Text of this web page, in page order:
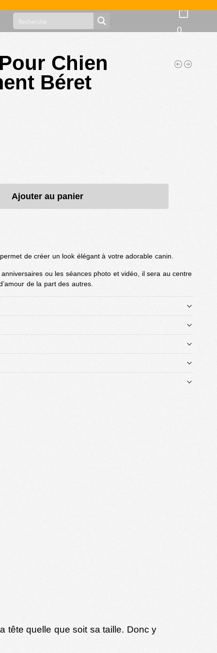
0
Chien
Béret
Ajouter au panier
de créer un look élégant à votre adorable canin.
ou les séances photo et vidéo, il sera au centre
de la part des autres.
tête quelle que soit sa taille. Donc y